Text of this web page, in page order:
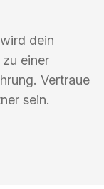
dein
einer
Vertraue
sein.